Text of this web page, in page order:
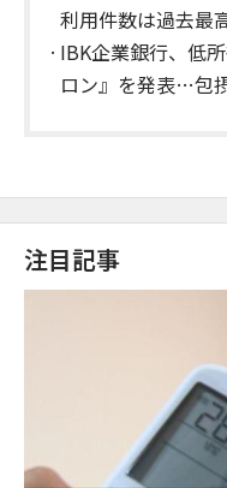
利用件数は過去最
IBK企業銀行、低
ロン』を発表…包
注目記事